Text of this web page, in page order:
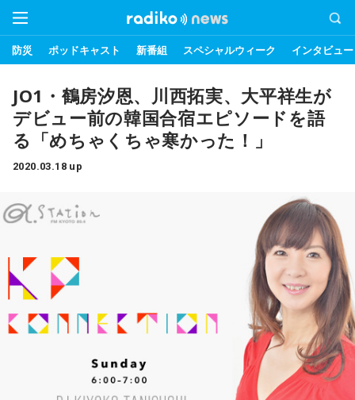
防災 ポッドキャスト 新番組 スペシャルウィーク インタビュー
JO1・鶴房汐恩、川西拓実、大平祥生が
デビュー前の韓国合宿エピソードを語
る「めちゃくちゃ寒かった！」
2020.03.18 up